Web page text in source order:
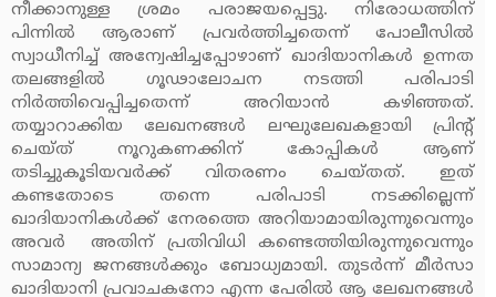
നീക്കാനുള്ള ശ്രമം പരാജയപ്പെട്ടു. നിരോധത്തിന്
പിന്നില്‍ ആരാണ് പ്രവര്‍ത്തിച്ചതെന്ന് പോലീസില്‍
സ്വാധീനിച്ച് അന്വേഷിച്ചപ്പോഴാണ് ഖാദിയാനികള്‍ ഉന്നത
തലങ്ങളില്‍ ഗൂഢാലോചന നടത്തി പരിപാടി
നിര്‍ത്തിവെപ്പിച്ചതെന്ന് അറിയാന്‍ കഴിഞ്ഞത്.
തയ്യാറാക്കിയ ലേഖനങ്ങള്‍ ലഘുലേഖകളായി പ്രിന്റ്
ചെയ്ത് നൂറുകണക്കിന് കോപ്പികള്‍ ആണ്
തടിച്ചുകൂടിയവര്‍ക്ക് വിതരണം ചെയ്തത്. ഇത്
കണ്ടതോടെ തന്നെ പരിപാടി നടക്കില്ലെന്ന്
ഖാദിയാനികള്‍ക്ക് നേരത്തെ അറിയാമായിരുന്നുവെന്നും
അവര്‍ അതിന് പ്രതിവിധി കണ്ടെത്തിയിരുന്നുവെന്നും
സാമാന്യ ജനങ്ങള്‍ക്കും ബോധ്യമായി. തുടര്‍ന്ന് മീര്‍സാ
ഖാദിയാനി പ്രവാചകനോ എന്ന പേരില്‍ ആ ലേഖനങ്ങള്‍